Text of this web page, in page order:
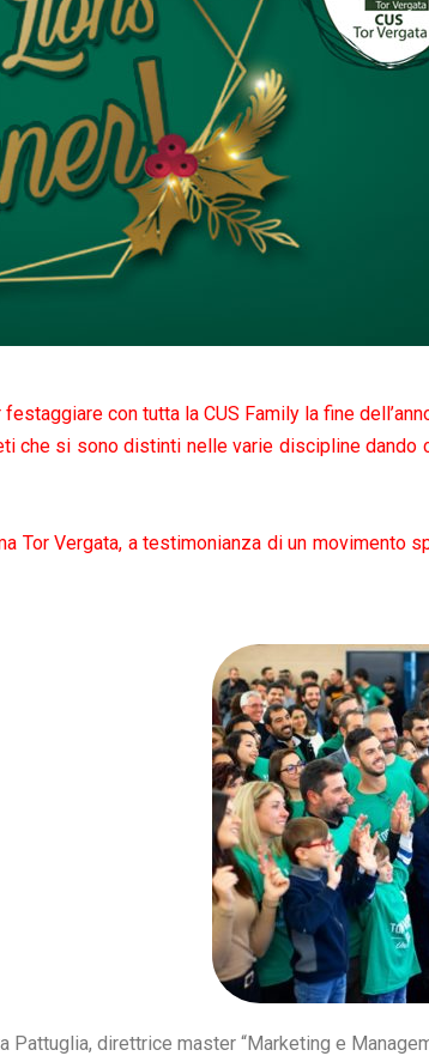
con tutta la CUS Family la fine
che si sono distinti nelle varie discipline dando
Tor Vergata, a testimonianza di un movimento
direttrice master “Marketing e